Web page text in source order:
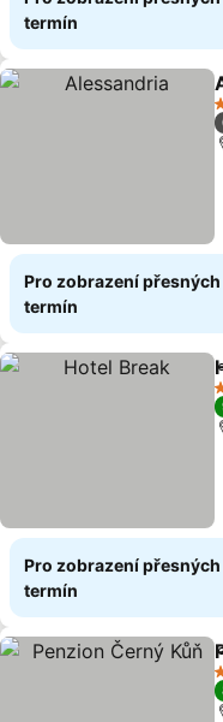
termín
Pro zobrazení
termín
Pro zobrazení
termín